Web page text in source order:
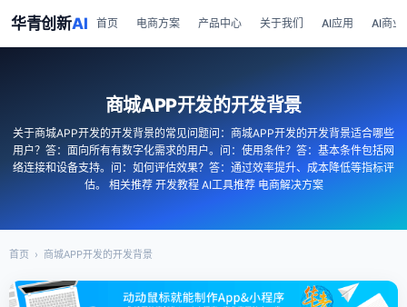
华青创新AI 首页 电商方案 产品中心 关于我们 AI应用 AI商业
商城APP开发的开发背景
关于商城APP开发的开发背景的常见问题问：商城APP开发的开发背景适合哪些
用户？答：面向所有有数字化需求的用户。问：使用条件？答：基本条件包括网
络连接和设备支持。问：如何评估效果？答：通过效率提升、成本降低等指标评
估。 相关推荐 开发教程 AI工具推荐 电商解决方案
首页 › 商城APP开发的开发背景